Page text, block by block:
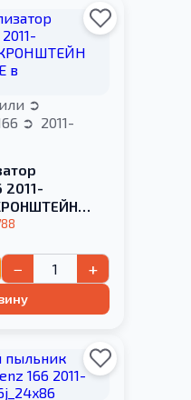
2011-
2011-
в
− +